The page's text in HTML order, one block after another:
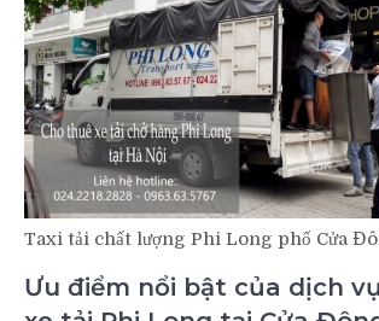
Taxi tải chất lượng Phi Long phố Cửa
Ưu điểm nổi bật của dịch